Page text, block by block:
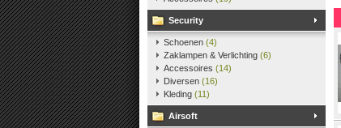
Security
Schoenen (4)
Zaklampen & Verlichting (6)
Accessoires (14)
Diversen (16)
Kleding (11)
Airsoft